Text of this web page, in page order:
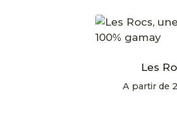
Les
A partir de